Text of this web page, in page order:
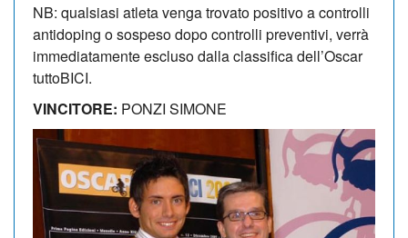
NB: qualsiasi atleta venga trovato positivo a controlli
antidoping o sospeso dopo controlli preventivi, verrà
immediatamente escluso dalla classifica dell’Oscar
tuttoBICI.
VINCITORE: PONZI SIMONE